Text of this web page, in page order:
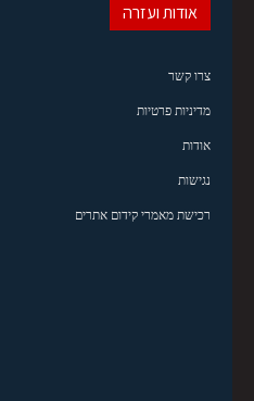
אודות ועזרה
צרו קשר
מדיניות פרטיות
אודות
נגישות
רכישת מאמרי קידום אתרים